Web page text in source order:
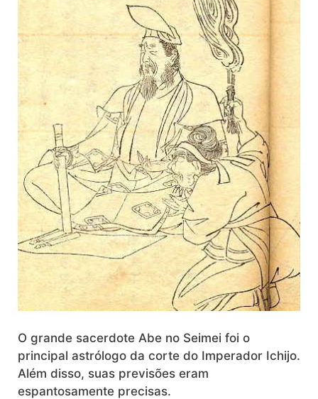
O grande sacerdote Abe no Seimei foi o
principal astrólogo da corte do Imperador Ichijo.
Além disso, suas previsões eram
espantosamente precisas.